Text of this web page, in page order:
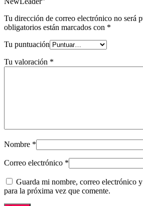
Tu dirección de correo electrónico no será
obligatorios están marcados con *
Tu puntuación
Tu valoración *
Nombre *
Correo electrónico *
Guarda mi nombre, correo electrónico
para la próxima vez que comente.